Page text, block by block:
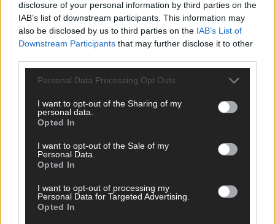
disclosure of your personal information by third parties on the
IAB’s list of downstream participants. This information may
also be disclosed by us to third parties on the IAB’s List of
Downstream Participants that may further disclose it to other
Personal Data Processing Opt Outs
I want to opt-out of the Sharing of my
personal data.
Opted In
I want to opt-out of the Sale of my
Personal Data.
Opted In
I want to opt-out of processing my
Personal Data for Targeted Advertising.
Opted In
SCHNELL ZUM RESSORT
Nachrichten
Wirtschaft
Ratgeber
Kommentar
Eurovision
FLASH – DAS VIDEOPORTAL